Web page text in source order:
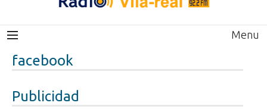
Menu
facebook
Publicidad